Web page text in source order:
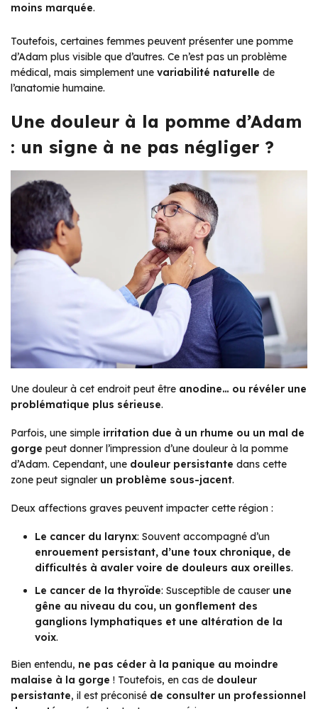
moins marquée.
Toutefois, certaines femmes peuvent présenter une pomme
d’Adam plus visible que d’autres. Ce n’est pas un problème
médical, mais simplement une variabilité naturelle de
l’anatomie humaine.
Une douleur à la pomme d’Adam
: un signe à ne pas négliger ?
Une douleur à cet endroit peut être anodine… ou révéler une
problématique plus sérieuse.
Parfois, une simple irritation due à un rhume ou un mal de
gorge peut donner l’impression d’une douleur à la pomme
d’Adam. Cependant, une douleur persistante dans cette
zone peut signaler un problème sous-jacent.
Deux affections graves peuvent impacter cette région :
Le cancer du larynx: Souvent accompagné d’un
enrouement persistant, d’une toux chronique, de
difficultés à avaler voire de douleurs aux oreilles.
Le cancer de la thyroïde: Susceptible de causer une
gêne au niveau du cou, un gonflement des
ganglions lymphatiques et une altération de la
voix.
Bien entendu, ne pas céder à la panique au moindre
malaise à la gorge ! Toutefois, en cas de douleur
persistante, il est préconisé de consulter un professionnel